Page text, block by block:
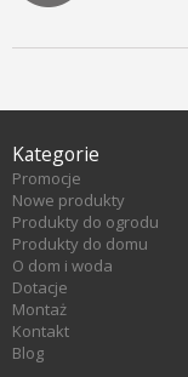
Kategorie
Promocje
Nowe produkty
Produkty do ogrodu
Produkty do domu
O dom i woda
Dotacje
Montaż
Kontakt
Blog